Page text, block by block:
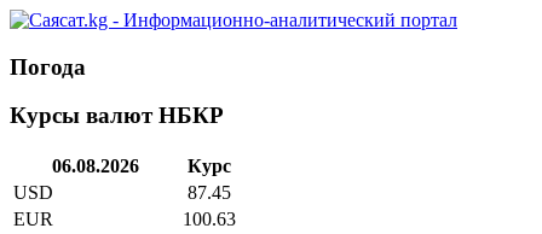
Погода
Курсы валют НБКР
06.08.2026
Курс
USD
87.45
EUR
100.63